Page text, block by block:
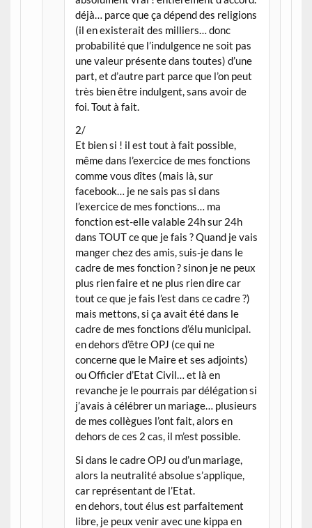
déjà… parce que ça dépend des religions
(il en existerait des milliers… donc
probabilité que l’indulgence ne soit pas
une valeur présente dans toutes) d’une
part, et d’autre part parce que l’on peut
très bien être indulgent, sans avoir de
foi. Tout à fait.
2/
Et bien si ! il est tout à fait possible,
même dans l’exercice de mes fonctions
comme vous dîtes (mais là, sur
facebook… je ne sais pas si dans
l’exercice de mes fonctions… ma
fonction est-elle valable 24h sur 24h
dans TOUT ce que je fais ? Quand je vais
manger chez des amis, suis-je dans le
cadre de mes fonction ? sinon je ne peux
plus rien faire et ne plus rien dire car
tout ce que je fais l’est dans ce cadre ?)
mais mettons, si ça avait été dans le
cadre de mes fonctions d’élu municipal.
en dehors d’être OPJ (ce qui ne
concerne que le Maire et ses adjoints)
ou Officier d’Etat Civil… et là en
revanche je le pourrais par délégation si
j’avais à célébrer un mariage… plusieurs
de mes collègues l’ont fait, alors en
dehors de ces 2 cas, il m’est possible.
Si dans le cadre OPJ ou d’un mariage,
alors la neutralité absolue s’applique,
car représentant de l’Etat.
en dehors, tout élus est parfaitement
libre, je peux venir avec une kippa en